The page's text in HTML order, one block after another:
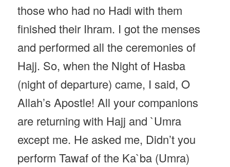
those who had no Hadi with them
finished their Ihram. I got the menses
and performed all the ceremonies of
Hajj. So, when the Night of Hasba
(night of departure) came, I said, O
Allah’s Apostle! All your companions
are returning with Hajj and `Umra
except me. He asked me, Didn’t you
perform Tawaf of the Ka`ba (Umra)